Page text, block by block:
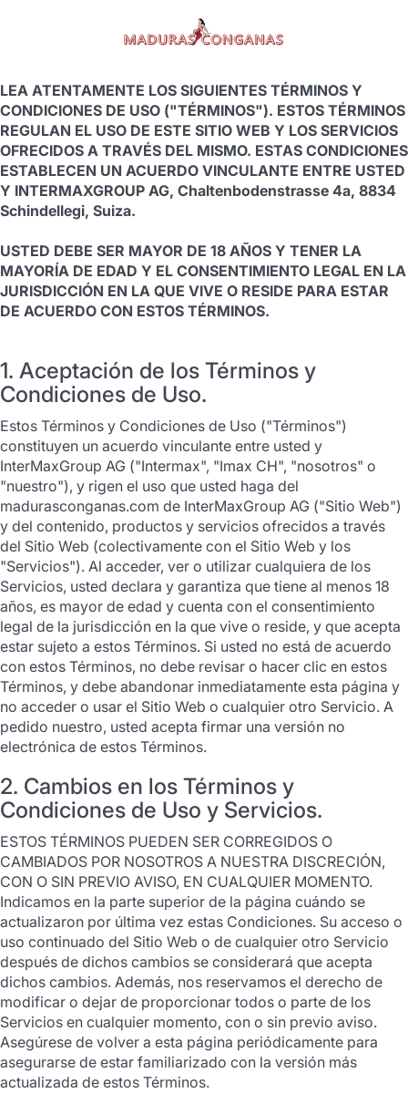
AVISO LEGAL IMPORTANTE
LEA ATENTAMENTE LOS SIGUIENTES TÉRMINOS Y
CONDICIONES DE USO ("TÉRMINOS"). ESTOS TÉRMINOS
REGULAN EL USO DE ESTE SITIO WEB Y LOS SERVICIOS
OFRECIDOS A TRAVÉS DEL MISMO. ESTAS CONDICIONES
ESTABLECEN UN ACUERDO VINCULANTE ENTRE USTED
Y INTERMAXGROUP AG, Chaltenbodenstrasse 4a, 8834
Schindellegi, Suiza.
USTED DEBE SER MAYOR DE 18 AÑOS Y TENER LA
MAYORÍA DE EDAD Y EL CONSENTIMIENTO LEGAL EN LA
JURISDICCIÓN EN LA QUE VIVE O RESIDE PARA ESTAR
DE ACUERDO CON ESTOS TÉRMINOS.
1. Aceptación de los Términos y
Condiciones de Uso.
Estos Términos y Condiciones de Uso ("Términos")
constituyen un acuerdo vinculante entre usted y
InterMaxGroup AG ("Intermax", "Imax CH", "nosotros" o
"nuestro"), y rigen el uso que usted haga del
madurasconganas.com de InterMaxGroup AG ("Sitio Web")
y del contenido, productos y servicios ofrecidos a través
del Sitio Web (colectivamente con el Sitio Web y los
"Servicios"). Al acceder, ver o utilizar cualquiera de los
Servicios, usted declara y garantiza que tiene al menos 18
años, es mayor de edad y cuenta con el consentimiento
legal de la jurisdicción en la que vive o reside, y que acepta
estar sujeto a estos Términos. Si usted no está de acuerdo
con estos Términos, no debe revisar o hacer clic en estos
Términos, y debe abandonar inmediatamente esta página y
no acceder o usar el Sitio Web o cualquier otro Servicio. A
pedido nuestro, usted acepta firmar una versión no
electrónica de estos Términos.
2. Cambios en los Términos y
Condiciones de Uso y Servicios.
ESTOS TÉRMINOS PUEDEN SER CORREGIDOS O
CAMBIADOS POR NOSOTROS A NUESTRA DISCRECIÓN,
CON O SIN PREVIO AVISO, EN CUALQUIER MOMENTO.
Indicamos en la parte superior de la página cuándo se
actualizaron por última vez estas Condiciones. Su acceso o
uso continuado del Sitio Web o de cualquier otro Servicio
después de dichos cambios se considerará que acepta
dichos cambios. Además, nos reservamos el derecho de
modificar o dejar de proporcionar todos o parte de los
Servicios en cualquier momento, con o sin previo aviso.
Asegúrese de volver a esta página periódicamente para
asegurarse de estar familiarizado con la versión más
actualizada de estos Términos.